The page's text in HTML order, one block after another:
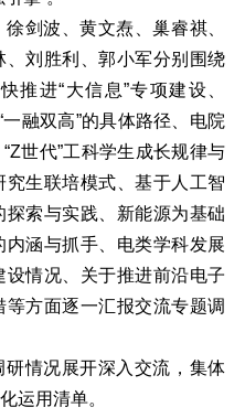
剑波、黄文焘、巢睿祺、
刘胜利、郭小军分别围绕
推进“大信息”专项建设、
一融双高”的具体路径、电院
世代”工科学生成长规律与
生联培模式、基于人工智
索与实践、新能源为基础
涵与抓手、电类学科发展
情况、关于推进前沿电子
方面逐一汇报交流专题调
情况展开深入交流，集体
运用清单。